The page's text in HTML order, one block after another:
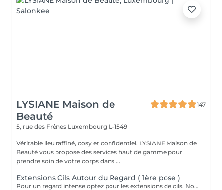
LYSIANE Maison de
Beauté
147
5, rue des Frênes Luxembourg L-1549
Véritable lieu raffiné, cosy et confidentiel. LYSIANE Maison de
Beauté vous propose des services haut de gamme pour
prendre soin de votre corps dans ...
Extensions Cils Autour du Regard ( 1ère pose )
Pour un regard intense optez pour les extensions de cils. Nous travaillons de manière naturelle en utilisant uniquement des cils 1D, 2D et 3D avec une épaisseur normale.